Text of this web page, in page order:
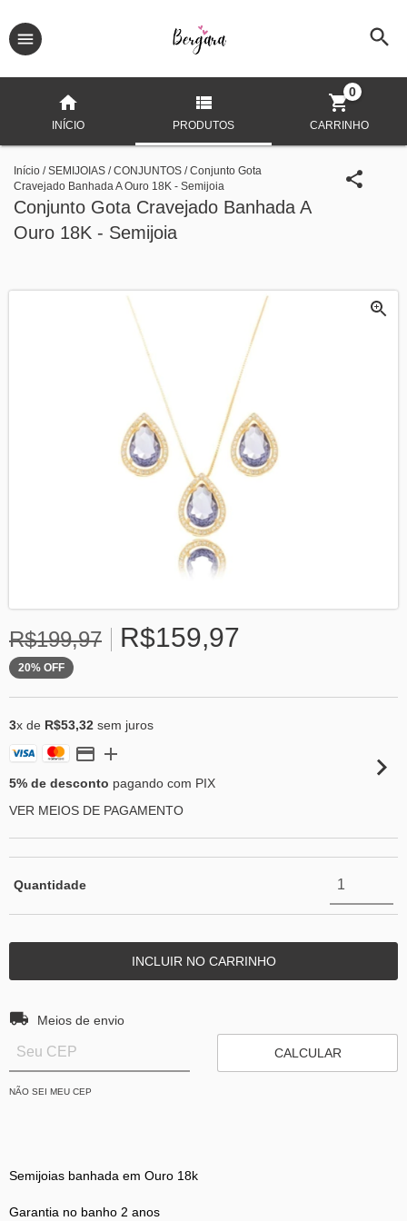
INÍCIO PRODUTOS CARRINHO
0
Início / SEMIJOIAS / CONJUNTOS / Conjunto Gota
Cravejado Banhada A Ouro 18K - Semijoia
Conjunto Gota Cravejado Banhada A
Ouro 18K - Semijoia
R$199,97 R$159,97
20% OFF
3x de R$53,32 sem juros
5% de desconto pagando com PIX
VER MEIOS DE PAGAMENTO
Quantidade
Entregas para o CEP:
Meios de envio
CALCULAR
NÃO SEI MEU CEP
Semijoias banhada em Ouro 18k
Garantia no banho 2 anos